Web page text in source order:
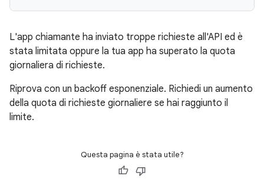
L'app chiamante ha inviato troppe richieste all'API ed è
stata limitata oppure la tua app ha superato la quota
giornaliera di richieste.
Riprova con un backoff esponenziale. Richiedi un aumento
della quota di richieste giornaliere se hai raggiunto il
limite.
Questa pagina è stata utile?